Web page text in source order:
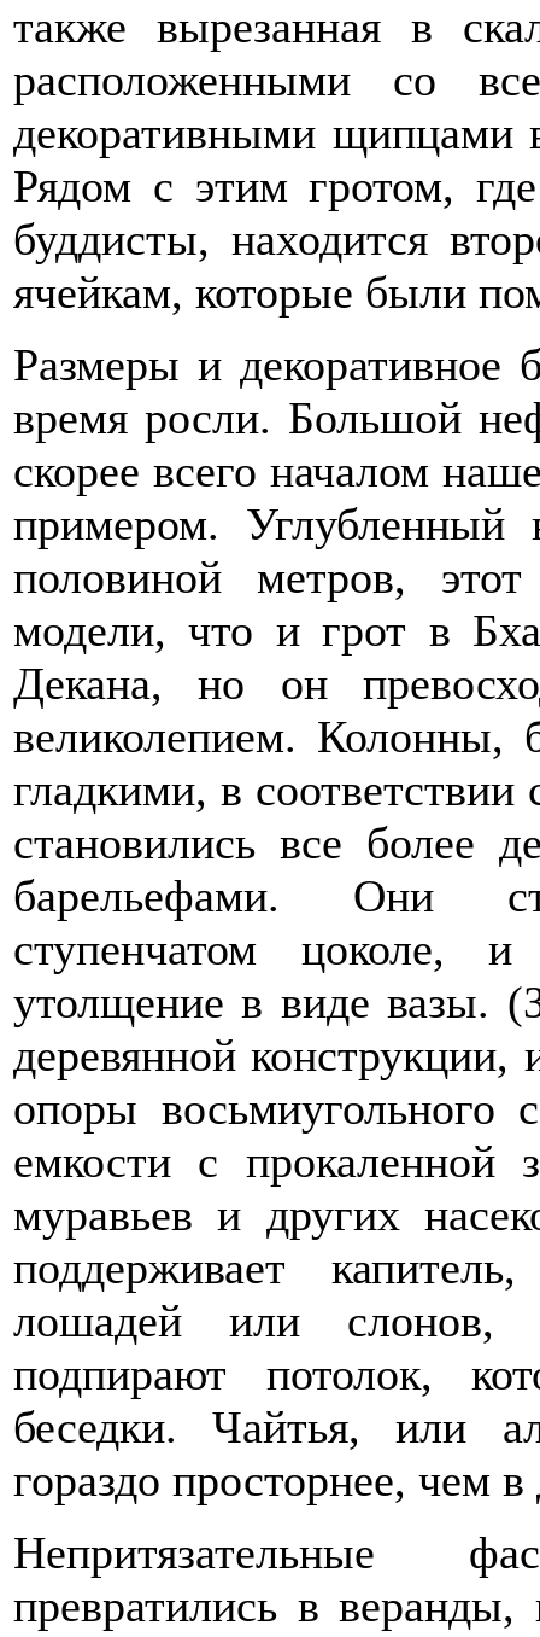
также вырезанная в
расположенными со
декоративными щипцами
Рядом с этим гротом,
буддисты, находится
ячейкам, которые были
Размеры и декоративное
время росли. Большой
скорее всего началом
примером. Углубленный
половиной метров,
модели, что и грот в
Декана, но он
великолепием. Колонны,
гладкими, в соответствии
становились все более
барельефами. Они
ступенчатом цоколе,
утолщение в виде вазы.
деревянной конструкции,
опоры восьмиугольного
емкости с прокаленной
муравьев и других
поддерживает
лошадей или слонов,
подпирают потолок,
беседки. Чайтья, или
гораздо просторнее, чем в
Непритязательные
превратились в